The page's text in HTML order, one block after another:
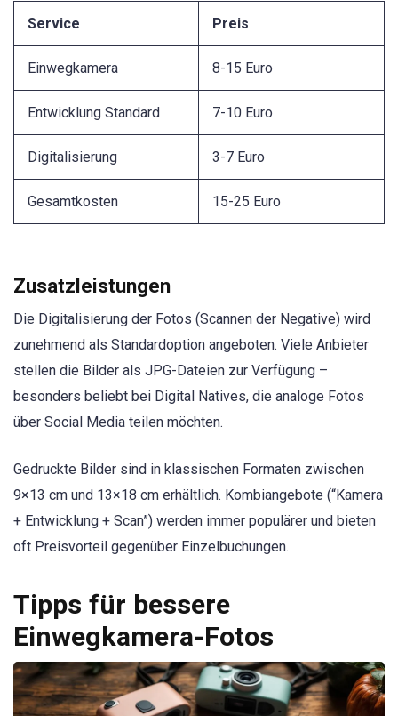
Service Preis
Einwegkamera 8-15 Euro
Entwicklung Standard 7-10 Euro
Digitalisierung 3-7 Euro
Gesamtkosten 15-25 Euro
Zusatzleistungen
Die Digitalisierung der Fotos (Scannen der Negative) wird
zunehmend als Standardoption angeboten. Viele Anbieter
stellen die Bilder als JPG-Dateien zur Verfügung –
besonders beliebt bei Digital Natives, die analoge Fotos
über Social Media teilen möchten.
Gedruckte Bilder sind in klassischen Formaten zwischen
9×13 cm und 13×18 cm erhältlich. Kombiangebote (“Kamera
+ Entwicklung + Scan”) werden immer populärer und bieten
oft Preisvorteil gegenüber Einzelbuchungen.
Tipps für bessere
Einwegkamera-Fotos